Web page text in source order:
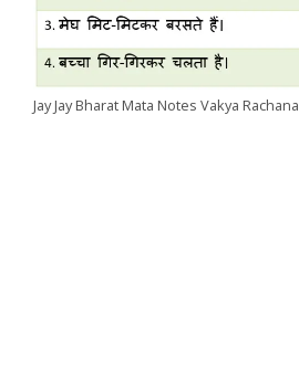
Jay Jay Bharat Mata Notes Vakya Rachana